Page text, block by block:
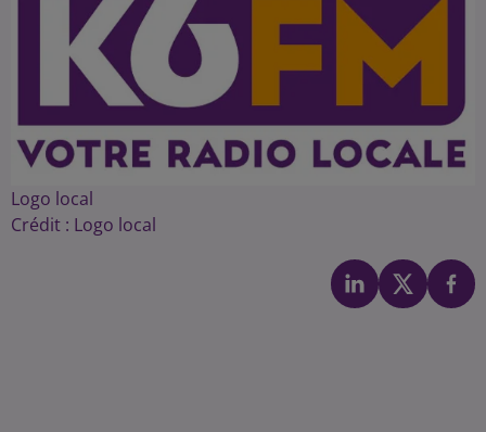
Logo local
Crédit : Logo local